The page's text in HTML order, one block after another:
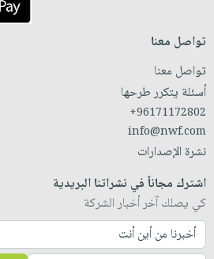
تواصل معنا
تواصل معنا
أسئلة يتكرر طرحها
+96171172802
info@nwf.com
نشرة الإصدارات
اشترك مجاناً في نشراتنا البريدية
كي يصلك آخر أخبار الشركة